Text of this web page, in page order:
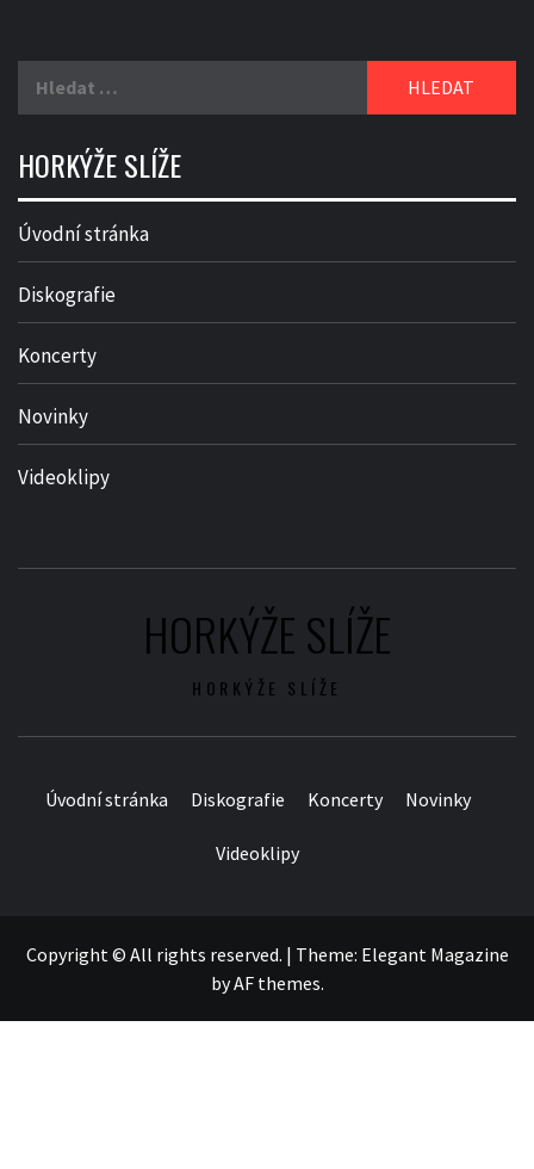
HORKÝŽE SLÍŽE
Úvodní stránka
Diskografie
Koncerty
Novinky
Videoklipy
HORKÝŽE SLÍŽE
HORKÝŽE SLÍŽE
Úvodní stránka Diskografie Koncerty Novinky
Videoklipy
Copyright © All rights reserved. | Theme: Elegant Magazine
byAF themes.